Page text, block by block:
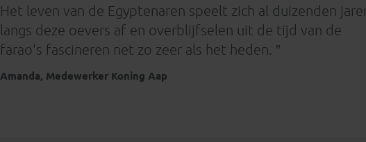
Het leven van de Egyptenaren speelt zich al duizenden
langs deze oevers af en overblijfselen uit de tijd van de
farao's fascineren net zo zeer als het heden. ”
Amanda, Medewerker Koning Aap